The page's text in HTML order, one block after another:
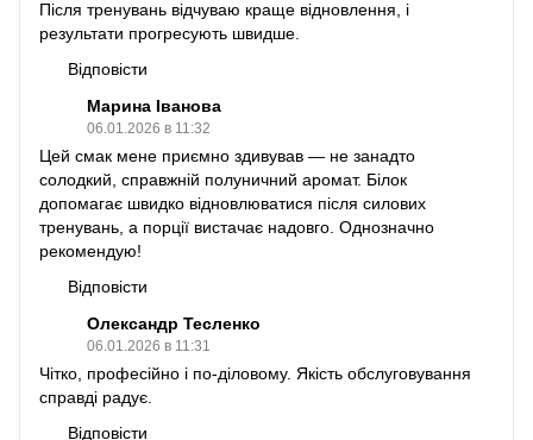
Після тренувань відчуваю краще відновлення, і
результати прогресують швидше.
Відповісти
Марина Іванова
06.01.2026 в 11:32
Цей смак мене приємно здивував — не занадто
солодкий, справжній полуничний аромат. Білок
допомагає швидко відновлюватися після силових
тренувань, а порції вистачає надовго. Однозначно
рекомендую!
Відповісти
Олександр Тесленко
06.01.2026 в 11:31
Чітко, професійно і по-діловому. Якість обслуговування
справді радує.
Відповісти